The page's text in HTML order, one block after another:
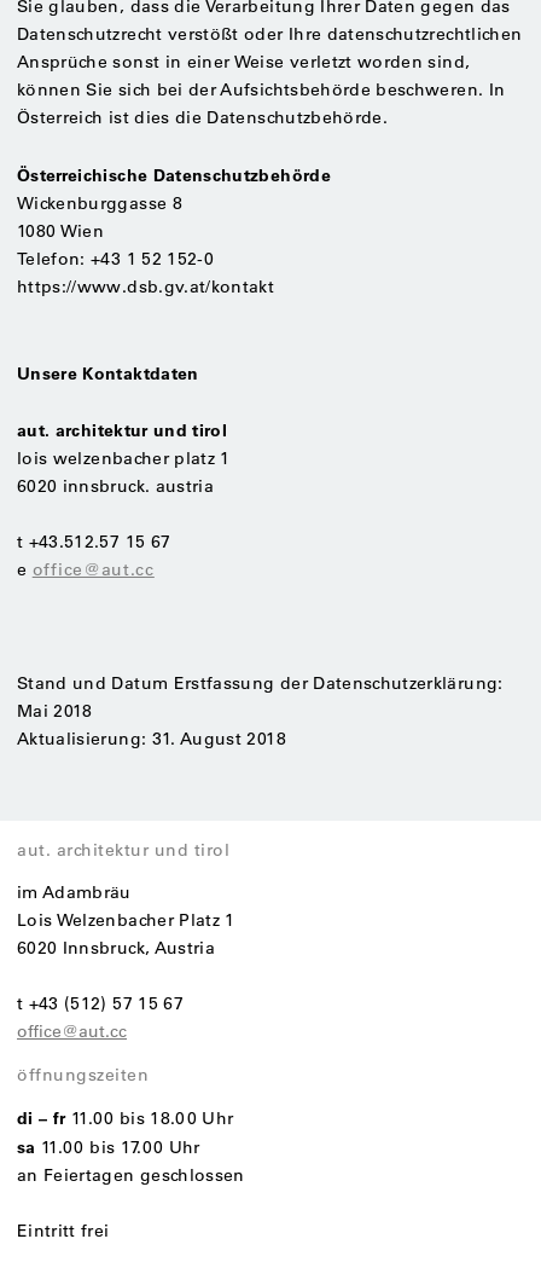
Sie glauben, dass die Verarbeitung Ihrer Daten gegen das
Datenschutzrecht verstößt oder Ihre datenschutzrechtlichen
Ansprüche sonst in einer Weise verletzt worden sind,
können Sie sich bei der Aufsichtsbehörde beschweren. In
Österreich ist dies die Datenschutzbehörde.
Österreichische Datenschutzbehörde
Wickenburggasse 8
1080 Wien
Telefon: +43 1 52 152-0
https://www.dsb.gv.at/kontakt
Unsere Kontaktdaten
aut. architektur und tirol
lois welzenbacher platz 1
6020 innsbruck. austria
t +43.512.57 15 67
e office@aut.cc
Stand und Datum Erstfassung der Datenschutzerklärung:
Mai 2018
Aktualisierung: 31. August 2018
aut. architektur und tirol
im Adambräu
Lois Welzenbacher Platz 1
6020 Innsbruck, Austria
t +43 (512) 57 15 67
office@aut.cc
öffnungszeiten
di – fr 11.00 bis 18.00 Uhr
sa 11.00 bis 17.00 Uhr
an Feiertagen geschlossen
Eintritt frei